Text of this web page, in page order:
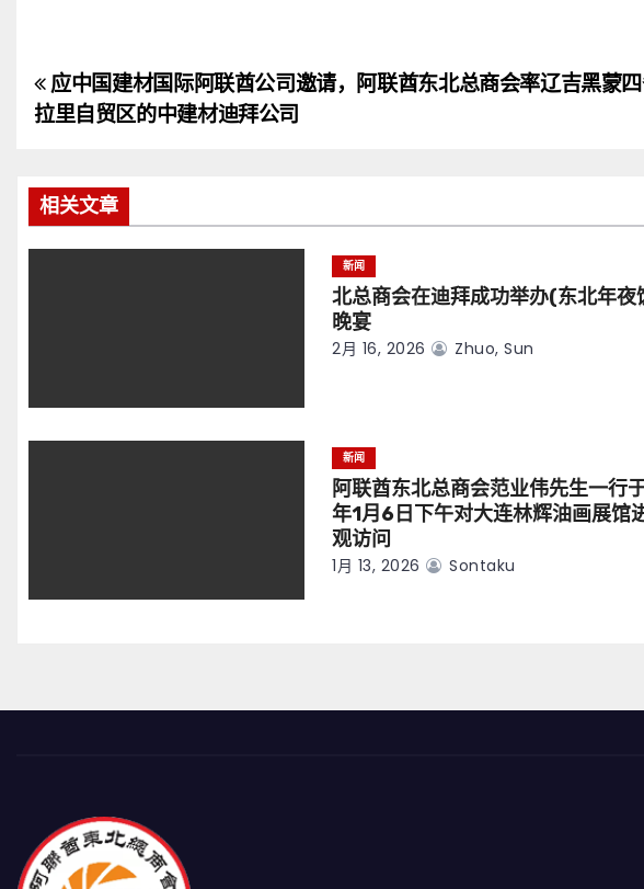
文
章
导
航
应中国建材国际阿联酋公司邀请，阿联酋东北总商会率辽吉黑蒙
拉里自贸区的中建材迪拜公司
相关文章
新闻
北总商会在迪拜成功举办(东北年夜
晚宴
2月 16, 2026 Zhuo, Sun
新闻
阿联酋东北总商会范业伟先生一行
年1月6日下午对大连林辉油画展馆
观访问
1月 13, 2026 Sontaku